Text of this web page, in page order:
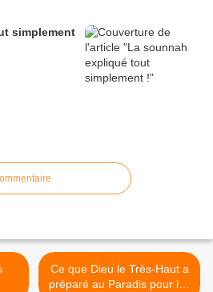
simplement
Ce que Dieu le Très-Haut a
préparé au Paradis pour les